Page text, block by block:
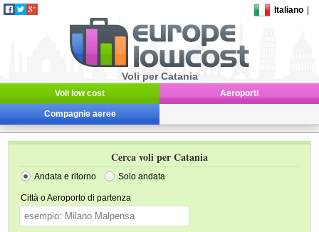
Italiano
Voli per Catania
Voli low cost Aeroporti
Compagnie aeree
Cerca voli per Catania
Andata e ritorno Solo andata
Città o Aeroporto di partenza